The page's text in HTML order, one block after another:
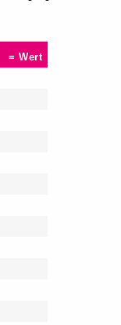
= Wert